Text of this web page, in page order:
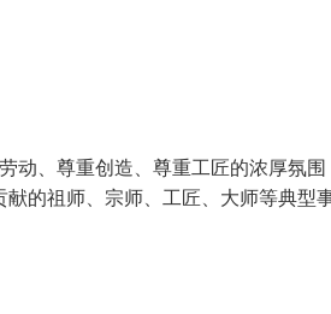
动、尊重创造、尊重工匠的浓厚氛
的祖师、宗师、工匠、大师等典型